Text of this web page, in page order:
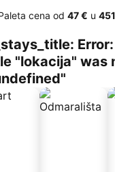
cena od ‎47 € u
"lokacija" was